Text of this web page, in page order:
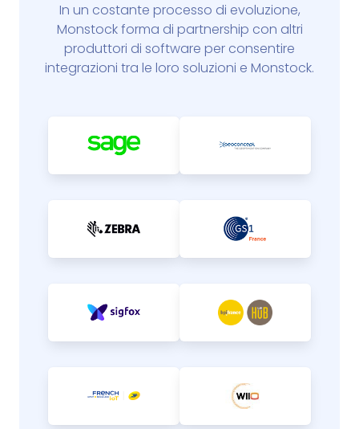
In un costante processo di evoluzione,
Monstock forma di partnership con altri
produttori di software per consentire
integrazioni tra le loro soluzioni e Monstock.